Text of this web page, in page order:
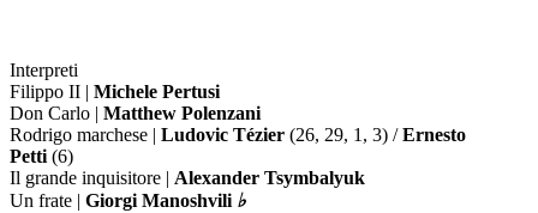
Interpreti
Filippo II | Michele Pertusi
Don Carlo | Matthew Polenzani
Rodrigo marchese | Ludovic Tézier (26, 29, 1, 3) /Ernesto
Petti (6)
Il grande inquisitore | Alexander Tsymbalyuk
Un frate | Giorgi Manoshvili ♭